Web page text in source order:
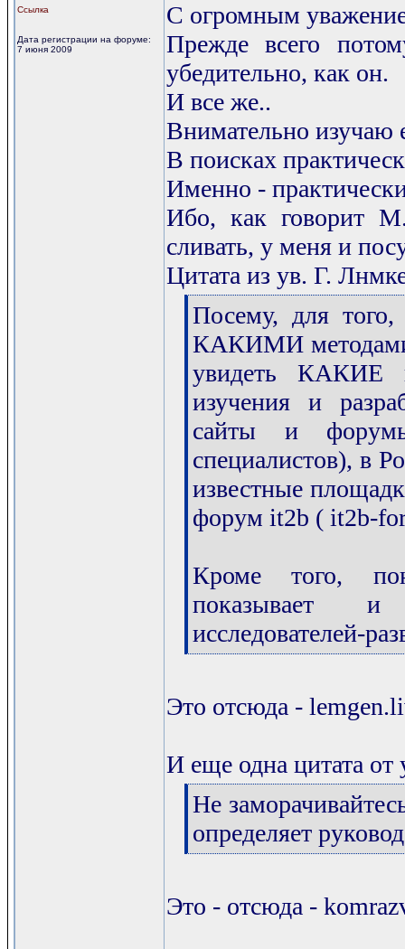
Ссылка
Дата регистрации на форуме:
7 июня 2009
С огромным
Прежде всего
убедительно, как он.
И все же..
Внимательно изучаю
В поисках
Именно -
Ибо, как говорит
сливать, у меня и
Цитата из ув. Г.
[q]
Посему, для
КАКИМИ методами
увидеть КАКИЕ
изучения и
сайты и
специалистов), в
известные
форум it2b ( it2b-
Кроме того,
показывает и
исследователей-
[/q]
Это отсюда -
И еще одна цитата от
[q]
Не
определяет
[/q]
Это - отсюда -